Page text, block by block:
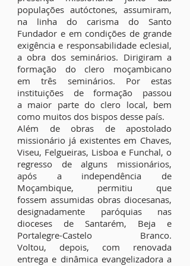
populações autóctones, assumiram,
na linha do carisma do Santo
Fundador e em condições de grande
exigência e responsabilidade eclesial,
a obra dos seminários. Dirigiram a
formação do clero moçambicano
emtrês seminários. Por estas
instituições de formação passou
a maior parte do clero local, bem
como muitos dos bis­pos desse país.
Além de obras de apostolado
missionário já existentes em Chaves,
Viseu, Felgueiras, Lisboa e Funchal, o
regresso de alguns missionários,
após a independência de
Moçambique, permitiu que
fossem assumidas obras diocesanas,
designadamente paróquias nas
dioceses de Santarém, Beja e
Portalegre-Castelo Branco.
Voltou, depois, com renovada
entrega e dinâmica evangelizadora a